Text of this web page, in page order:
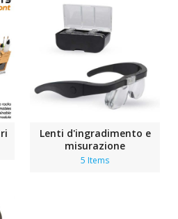
Lenti d'ingradimento e
misurazione
5 Items